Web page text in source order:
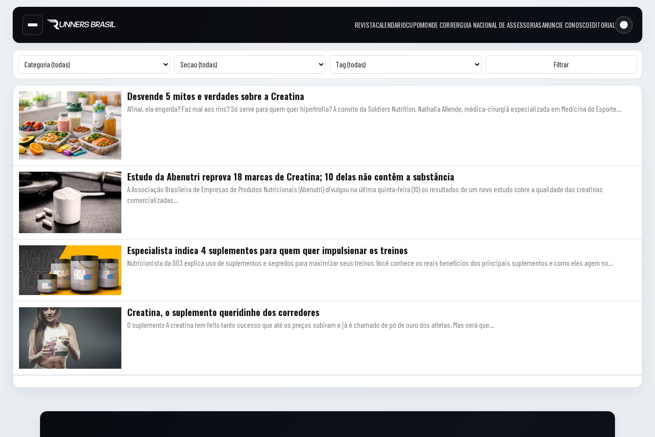
Cabecalho do site
Links do topo
REVISTACALENDARIOCUPOMONDE CORRERGUIA NACIONAL DE ASSESSORIASANUNCIE CONOSCOEDITORIAL
Menu lateral de secoes
Conteudo principal
Filtrar
Artigos Desvende 5 mitos e verdades sobre a Creatina
Afinal, ela engorda? Faz mal aos rins? Só serve para quem quer hipertrofia? A convite da Soldiers Nutrition, Nathalia Allende, médica-cirurgiã especializada em Medicina do Esporte…
Estudo da Abenutri reprova 18 marcas de Creatina; 10 delas não contêm a substância
A Associação Brasileira de Empresas de Produtos Nutricionais (Abenutri) divulgou na última quinta-feira (10) os resultados de um novo estudo sobre a qualidade das creatinas
comercializadas…
Especialista indica 4 suplementos para quem quer impulsionar os treinos
Nutricionista da GO3 explica uso de suplementos e segredos para maximizar seus treinos Você conhece os reais benefícios dos principais suplementos e como eles agem no…
Creatina, o suplemento queridinho dos corredores
O suplemento A creatina tem feito tanto sucesso que até os preços subiram e já é chamado de pó de ouro dos atletas. Mas será que…
Rodape do site